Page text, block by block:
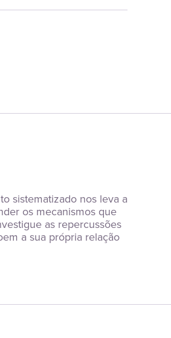
sistematizado nos leva a
os mecanismos que
as repercussões
a sua própria relação